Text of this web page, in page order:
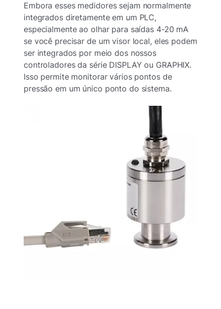
Embora esses medidores sejam normalmente
integrados diretamente em um PLC,
especialmente ao olhar para saídas 4-20 mA
se você precisar de um visor local, eles podem
ser integrados por meio dos nossos
controladores da série DISPLAY ou GRAPHIX.
Isso permite monitorar vários pontos de
pressão em um único ponto do sistema.